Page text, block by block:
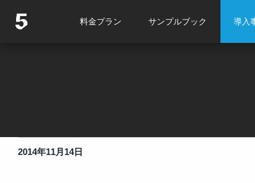
料金プラン サンプルブック 導入
2014年11月14日